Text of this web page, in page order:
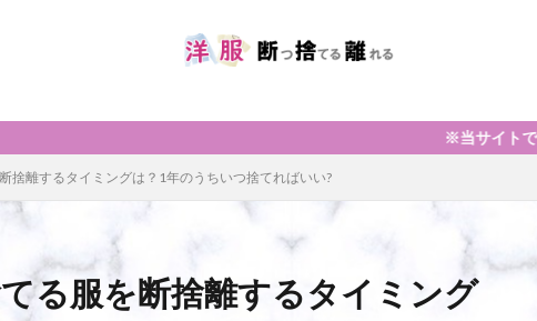
※当サイトではアフィリエイト広告を利用し
捨離するタイミングは？1年のうちいつ捨てればいい?
る服を断捨離するタイミング